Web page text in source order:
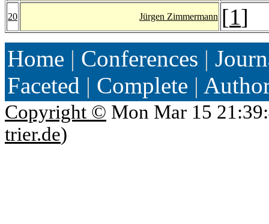
20 Jürgen Zimmermann [1]
Home | Conferences |
Faceted | Complete |
Copyright © Mon Mar 15
trier.de)